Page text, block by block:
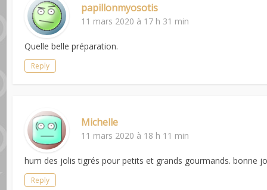
papillonmyosotis
11 mars 2020 à 17 h 31 min
Quelle belle préparation.
Reply
Michelle
11 mars 2020 à 18 h 11 min
hum des jolis tigrés pour petits et grands gourmands. bonne
Reply